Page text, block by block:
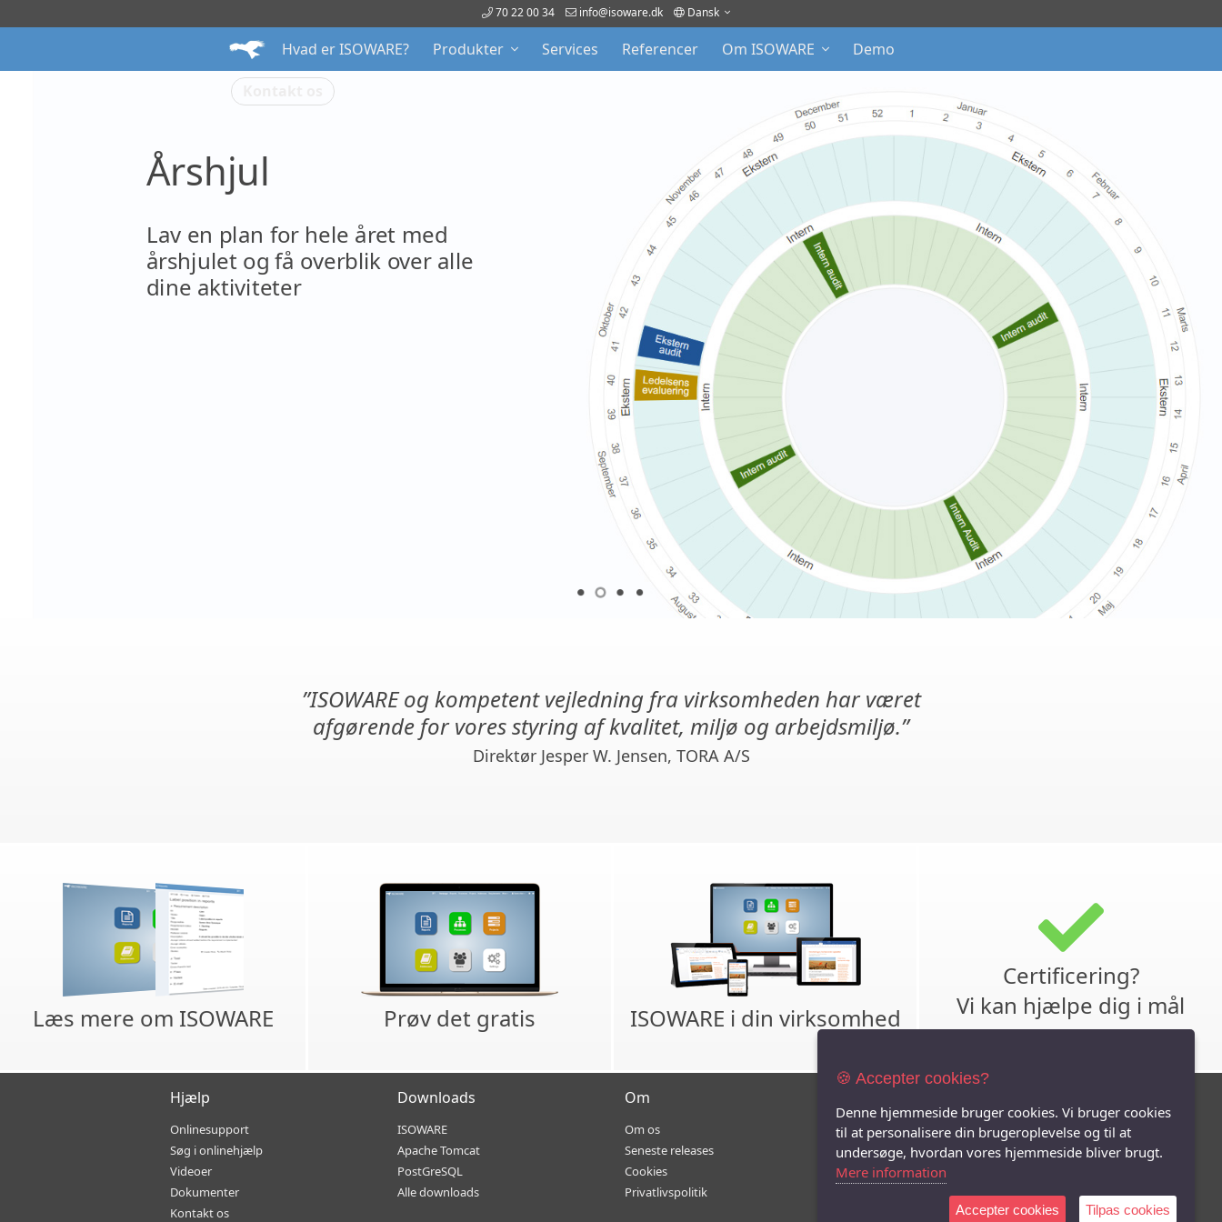
70 22 00 34 info@isoware.dk Dansk
Hvad er ISOWARE? Produkter Services Referencer Om ISOWARE Demo
Årshjul
Lav en plan for hele året med
årshjulet og få overblik over alle
dine aktiviteter
”ISOWARE og kompetent vejledning fra virksomheden har været
afgørende for vores styring af kvalitet, miljø og arbejdsmiljø.”
Direktør Jesper W. Jensen, TORA A/S
Læs mere om ISOWARE Prøv det gratis ISOWARE i din virksomhed
Certificering?
Vi kan hjælpe dig i mål
Hjælp
Onlinesupport
Søg i onlinehjælp
Videoer
Dokumenter
Kontakt os
Downloads
ISOWARE
Apache Tomcat
PostGreSQL
Alle downloads
Om
Om os
Seneste releases
Cookies
Privatlivspolitik
🍪 Accepter cookies?
Denne hjemmeside bruger cookies. Vi bruger cookies
til at personalisere din brugeroplevelse og til at
undersøge, hvordan vores hjemmeside bliver brugt.
Mere information
Accepter cookies Tilpas cookies